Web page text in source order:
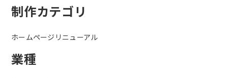
制作カテゴリ
ホームページリニューアル
業種